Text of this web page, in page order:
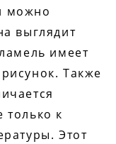
можно
выглядит
имеет
Также
только к
Этот